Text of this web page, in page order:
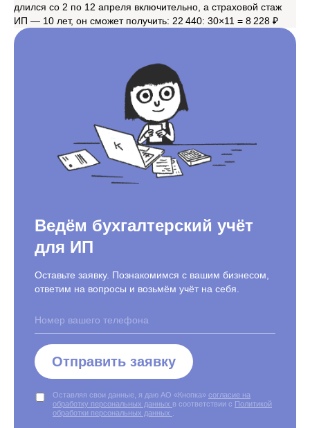
длился со 2 по 12 апреля включительно, а страховой стаж
ИП — 10 лет, он сможет получить: 22 440: 30×11 = 8 228 ₽
Ведём бухгалтерский учёт
для ИП
Оставьте заявку. Познакомимся с вашим бизнесом,
ответим на вопросы и возьмём учёт на себя.
Отправить заявку
Оставляя свои данные, я даю АО «Кнопка» согласие на
обработку персональных данных в соответствии с Политикой
обработки персональных данных